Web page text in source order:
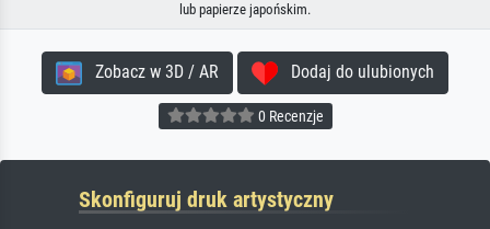
lub papierze japońskim.
Zobacz w 3D / AR Dodaj do ulubionych
0 Recenzje
Skonfiguruj druk artystyczny